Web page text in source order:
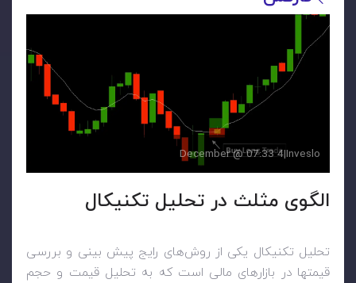
Inveslo
|
4 December @ 07:33
الگوی مثلث در تحلیل تکنیکال
تحلیل تکنیکال یکی از روش‌های رایج پیش بینی و بررسی
قیمتها در بازارهای مالی است که به تحلیل قیمت و حجم